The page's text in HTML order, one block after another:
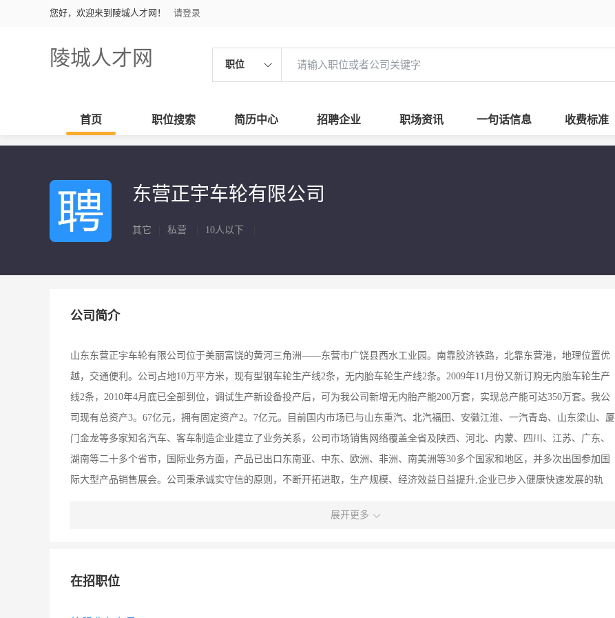
您好，欢迎来到陵城人才网！ 请登录
陵城人才网 职位
首页 职位搜索 简历中心 招聘企业 职场资讯 一句话信息 收费标准
东营正宇车轮有限公司
其它 私营 10人以下
公司简介
山东东营正宇车轮有限公司位于美丽富饶的黄河三角洲——东营市广饶县西水工业园。南靠胶济铁路，北靠东营港，地理位置优
越，交通便利。公司占地10万平方米，现有型钢车轮生产线2条，无内胎车轮生产线2条。2009年11月份又新订购无内胎车轮生产
线2条，2010年4月底已全部到位，调试生产新设备投产后，可为我公司新增无内胎产能200万套，实现总产能可达350万套。我公
司现有总资产3。67亿元，拥有固定资产2。7亿元。目前国内市场已与山东重汽、北汽福田、安徽江淮、一汽青岛、山东梁山、厦
门金龙等多家知名汽车、客车制造企业建立了业务关系，公司市场销售网络覆盖全省及陕西、河北、内蒙、四川、江苏、广东、
湖南等二十多个省市，国际业务方面，产品已出口东南亚、中东、欧洲、非洲、南美洲等30多个国家和地区，并多次出国参加国
际大型产品销售展会。公司秉承诚实守信的原则，不断开拓进取，生产规模、经济效益日益提升,企业已步入健康快速发展的轨
轻卡系列、50 DC、150 DC以及工程机械类车轮100多个品种，基本满足全球卡车、客车用户的需求。
展开更多
在招职位